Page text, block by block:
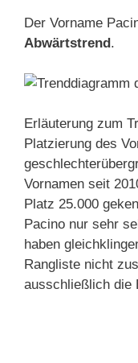
Der Vorname
Abwärtstrend.
Erläuterung zum
Platzierung des
Vornamen seit
Platz 25.000
Pacino nur sehr
haben
Rangliste nicht
ausschließlich die